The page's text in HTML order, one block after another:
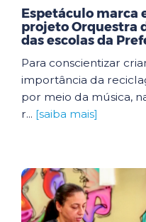
Espetáculo marca
projeto Orquestra
das escolas da
Para conscientizar
importância da
por meio da música,
r... [saiba mais]